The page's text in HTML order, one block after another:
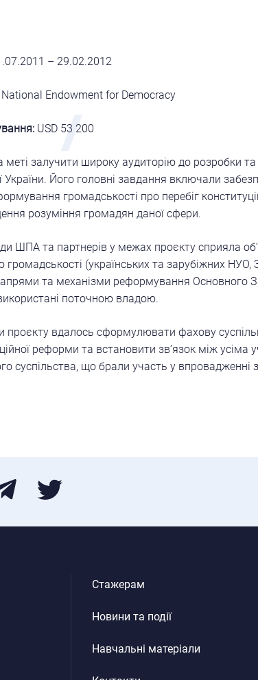
– 29.02.2012
National Endowment for Democracy
USD 53 200
залучити широку аудиторію до розробки
України. Його головні завдання включали
громадськості про перебіг
розуміння громадян даної сфери.
ШПА та партнерів у межах проєкту сприяла
(українських та зарубіжних НУО,
та механізми реформування Основного
поточною владою.
проєкту вдалось сформулювати фахову
реформи та встановити зв’язок між усіма
суспільства, що брали участь у впровадженні
Стажерам
Новини та події
Навчальні матеріали